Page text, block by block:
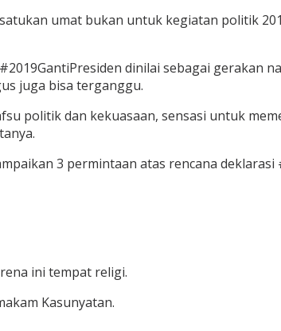
umat bukan untuk kegiatan politik
dinilai sebagai gerakan
juga bisa terganggu.
politik dan kekuasaan, sensasi untuk
3 permintaan atas rencana
ini tempat religi.
Kasunyatan.